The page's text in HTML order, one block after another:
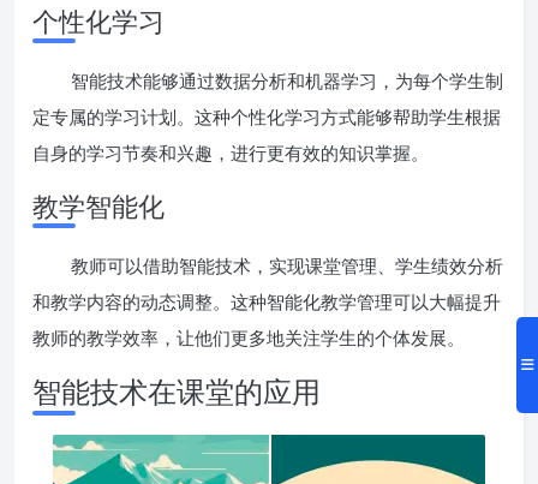
个性化学习
智能技术能够通过数据分析和机器学习，为每个学生制
定专属的学习计划。这种个性化学习方式能够帮助学生根据
自身的学习节奏和兴趣，进行更有效的知识掌握。
教学智能化
教师可以借助智能技术，实现课堂管理、学生绩效分析
和教学内容的动态调整。这种智能化教学管理可以大幅提升
教师的教学效率，让他们更多地关注学生的个体发展。
智能技术在课堂的应用